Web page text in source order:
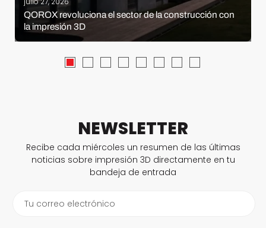
QOROX revoluciona el sector de la construcción con
la impresión 3D
NEWSLETTER
Recibe cada miércoles un resumen de las últimas
noticias sobre impresión 3D directamente en tu
bandeja de entrada
Tu correo electrónico